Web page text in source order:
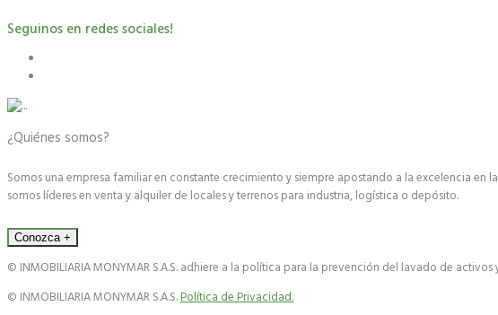
Seguinos en redes sociales!
¿Quiénes somos?
Somos una empresa familiar en constante crecimiento y siempre apostando a la excelencia
somos líderes en venta y alquiler de locales y terrenos para industria, logística o depósito.
Conozca +
© INMOBILIARIA MONYMAR S.A.S. adhiere a la política para la prevención del lavado de
© INMOBILIARIA MONYMAR S.A.S.Política de Privacidad.